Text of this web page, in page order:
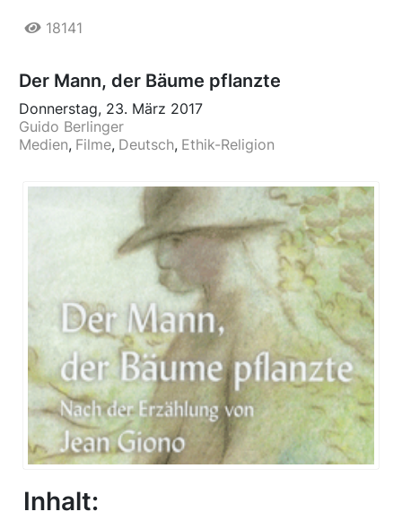
18141
Der Mann, der Bäume pflanzte
Donnerstag, 23. März 2017
Guido Berlinger
Medien Filme Deutsch Ethik-Religion
Inhalt: